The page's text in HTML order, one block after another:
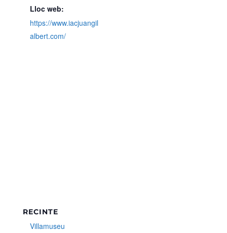
Lloc web:
https://www.iacjuangil
albert.com/
RECINTE
Villamuseu